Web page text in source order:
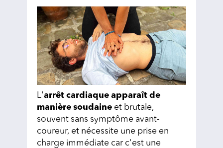
L'arrêt cardiaque apparaît de
manière soudaine et brutale,
souvent sans symptôme avant-
coureur, et nécessite une prise en
charge immédiate car c'est une